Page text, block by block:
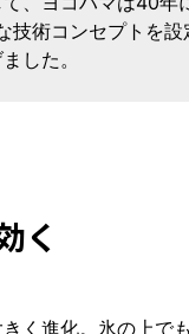
術コンセプトを設
した。
く
く進化。氷の上で